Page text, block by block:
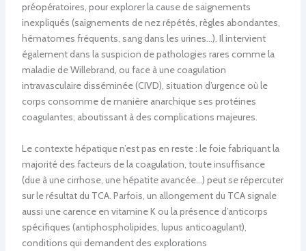
préopératoires, pour explorer la cause de saignements
inexpliqués (saignements de nez répétés, règles abondantes,
hématomes fréquents, sang dans les urines…). Il intervient
également dans la suspicion de pathologies rares comme la
maladie de Willebrand, ou face à une coagulation
intravasculaire disséminée (CIVD), situation d’urgence où le
corps consomme de manière anarchique ses protéines
coagulantes, aboutissant à des complications majeures.
Le contexte hépatique n’est pas en reste : le foie fabriquant la
majorité des facteurs de la coagulation, toute insuffisance
(due à une cirrhose, une hépatite avancée…) peut se répercuter
sur le résultat du TCA. Parfois, un allongement du TCA signale
aussi une carence en vitamine K ou la présence d’anticorps
spécifiques (antiphospholipides, lupus anticoagulant),
conditions qui demandent des explorations